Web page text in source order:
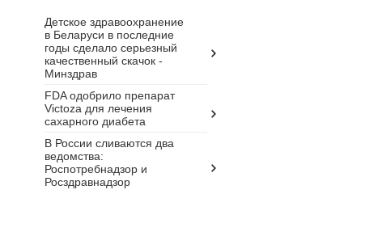
Детское здравоохранение
в Беларуси в последние
годы сделало серьезный
качественный скачок -
Минздрав
FDA одобрило препарат
Victoza для лечения
сахарного диабета
В России сливаются два
ведомства:
Роспотребнадзор и
Росздравнадзор